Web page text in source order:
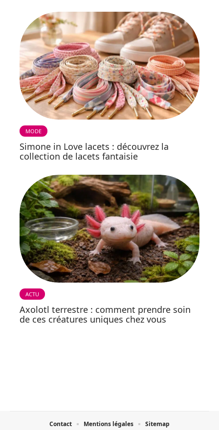
MODE
Simone in Love lacets : découvrez la
collection de lacets fantaisie
ACTU
Axolotl terrestre : comment prendre soin
de ces créatures uniques chez vous
Contact Mentions légales Sitemap